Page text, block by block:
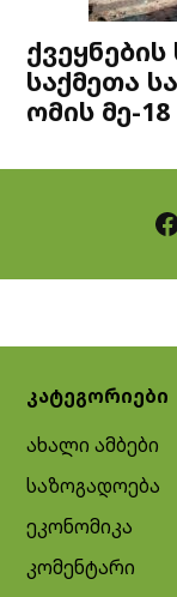
საქმეთა
ომის მე-
Facebook
კატეგორიები
ახალი ამბები
საზოგადოება
ეკონომიკა
კომენტარი